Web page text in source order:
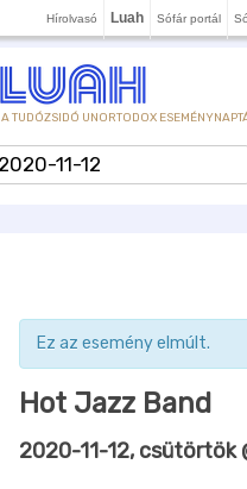
Hírolvasó Luah Sófár portál
A TUDÓZSIDÓ UNORTODOX
Ez az esemény elmúlt.
Hot Jazz Band
2020-11-12, csütörtök